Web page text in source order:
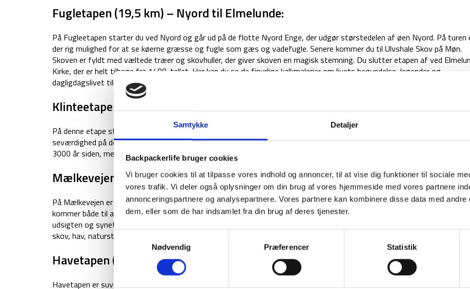
Samtykke Detaljer
Backpackerlife bruger cookies
Vi bruger cookies til at tilpasse vores indhold og annoncer, til at vise dig funktioner til sociale
vores trafik. Vi deler også oplysninger om din brug af vores hjemmeside med vores partnere
annonceringspartnere og analysepartnere. Vores partnere kan kombinere disse data med andre
dem, eller som de har indsamlet fra din brug af deres tjenester.
Samtykkevalg
Nødvendig
Præferencer Statistik
Fugletapen (19,5 km) – Nyord til Elmelunde:
På Fugleetapen starter du ved Nyord og går ud på de flotte Nyord Enge, der udgør størstedelen af øen Nyord. På turen
der rig mulighed for at se køerne græsse og fugle som gæs og vadefugle. Senere kommer du til Ulvshale Skov på Møn.
Skoven er fyldt med væltede træer og skovhuller, der giver skoven en magisk stemning. Du slutter etapen af ved
Kirke, der er helt tilbage fra 1400-tallet. Her kan du se de finurlige kalkmalerier om livets begyndelse, legender og
dagligdagslivet tilbage i 1400-tallet.
Klinteetapen (16,6 km) – Elmelunde til Møns Klint:
På denne etape starter du med at gå langs kysten før du bevæger dig ind i landet gennem Lilleskoven. Den helt store
seværdighed på denne tur er Sømarkedyssen, der er kendt for sine skåltegn. Skåltegnene er enkle helleristninger lavet
3000 år siden, men selve runddyssen er godt 5000 år gammel.
Mælkevejen (12,8 km) – Møns Klint til Klintholm Havn:
På Mælkevejen er det Møns Klint, der er i fokus. De stejle hvide skrænter er helt ulig noget andet herhjemme i Danmark,
kommer både til at gå nede ved havet og oppe på de stejle skrænter. Lad være med at forhaste dig på denne rute, men
udsigten og synet af dette naturvidunder. Vær forberedt på, at ruten er en smule udfordrende med et varieret terræn med
skov, hav, naturstier, markveje og asfalterede veje.
Havetapen (38,1 km) – Klintholm Havn til Hårbølle Havn:
Havetapen er suverænt den længste etape på hele Camønoen. Det betyder også, at når du har overstået denne rute, er